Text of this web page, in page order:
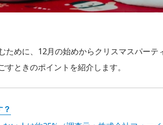
ために、12月の始めからクリスマスパー
ときのポイントを紹介します。